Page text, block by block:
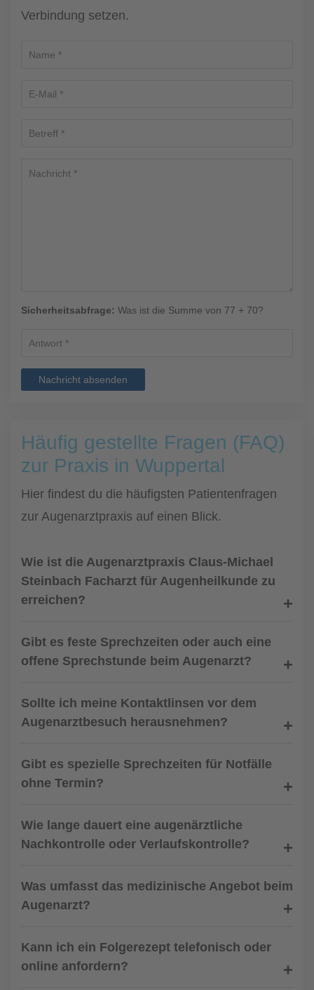
Verbindung setzen.
Sicherheitsabfrage: Was ist die Summe von 77 + 70?
Nachricht absenden
Häufig gestellte Fragen (FAQ)
zur Praxis in Wuppertal
Hier findest du die häufigsten Patientenfragen
zur Augenarztpraxis auf einen Blick.
Wie ist die Augenarztpraxis Claus-Michael
Steinbach Facharzt für Augenheilkunde zu
erreichen?
Gibt es feste Sprechzeiten oder auch eine
offene Sprechstunde beim Augenarzt?
Sollte ich meine Kontaktlinsen vor dem
Augenarztbesuch herausnehmen?
Gibt es spezielle Sprechzeiten für Notfälle
ohne Termin?
Wie lange dauert eine augenärztliche
Nachkontrolle oder Verlaufskontrolle?
Was umfasst das medizinische Angebot beim
Augenarzt?
Kann ich ein Folgerezept telefonisch oder
online anfordern?